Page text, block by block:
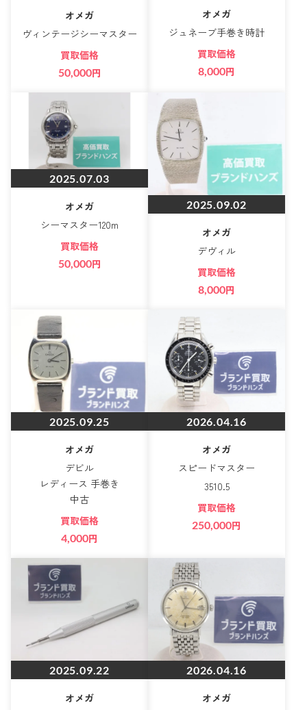
オメガ
ヴィンテージシーマスター
買取価格
50,000円
オメガ
ジュネーブ手巻き時計
買取価格
8,000円
2025.07.03
オメガ
シーマスター120m
買取価格
50,000円
2025.09.02
オメガ
デヴィル
買取価格
8,000円
2025.09.25
オメガ
デビル
レディース 手巻き
中古
買取価格
4,000円
2026.04.16
オメガ
スピードマスター
3510.5
買取価格
250,000円
2025.09.22
オメガ
2026.04.16
オメガ